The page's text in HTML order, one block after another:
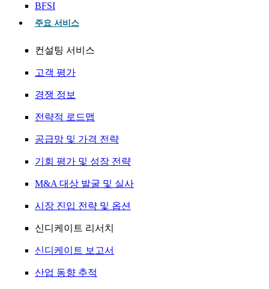
BFSI
주요 서비스
컨설팅 서비스
고객 평가
경쟁 정보
전략적 로드맵
공급망 및 가격 전략
기회 평가 및 성장 전략
M&A 대상 발굴 및 실사
시장 진입 전략 및 옵션
신디케이트 리서치
신디케이트 보고서
산업 동향 추적